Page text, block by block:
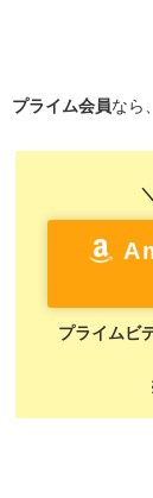
プライム会員なら
プライムビ